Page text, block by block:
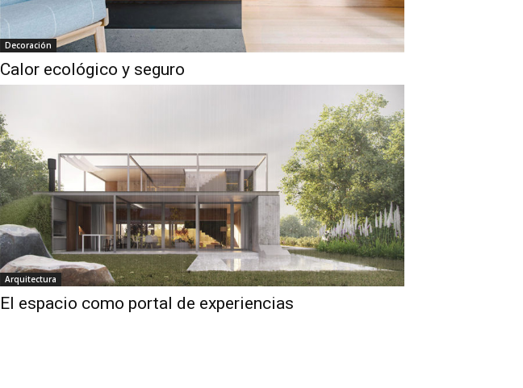
Decoración
Calor ecológico y seguro
Arquitectura
El espacio como portal de experiencias